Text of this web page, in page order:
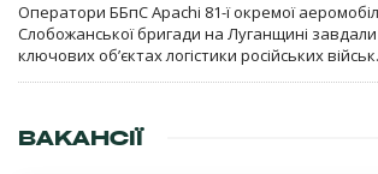
Оператори ББпС Apachi 81-ї окремої
Слобожанської бригади на Луганщині завдали
ключових об’єктах логістики російських військ.
ВАКАНСІЇ